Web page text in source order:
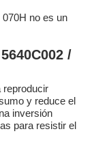
070H no es un
/
reproducir
y reduce el
inversión
para resistir el